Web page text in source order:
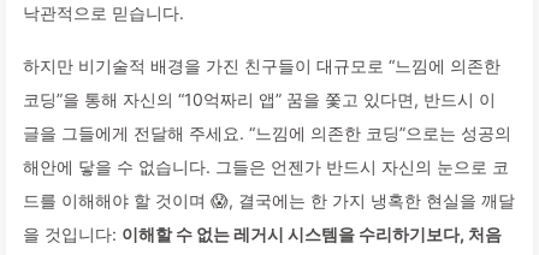
낙관적으로 믿습니다.
하지만 비기술적 배경을 가진 친구들이 대규모로 “느낌에 의존한
코딩”을 통해 자신의 “10억짜리 앱” 꿈을 쫓고 있다면, 반드시 이
글을 그들에게 전달해 주세요. “느낌에 의존한 코딩”으로는 성공의
해안에 닿을 수 없습니다. 그들은 언젠가 반드시 자신의 눈으로 코
드를 이해해야 할 것이며 😱, 결국에는 한 가지 냉혹한 현실을 깨달
을 것입니다: 이해할 수 없는 레거시 시스템을 수리하기보다, 처음